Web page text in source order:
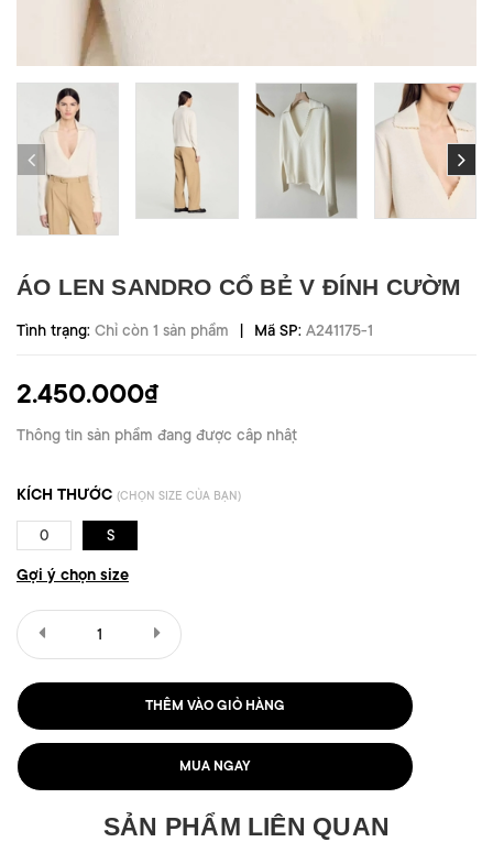
ÁO LEN SANDRO CỔ BẺ V ĐÍNH CƯỜM
Tình trạng: Chỉ còn 1 sản phẩm | Mã SP: A241175-1
2.450.000₫
Thông tin sản phẩm đang được cập nhật
KÍCH THƯỚC (CHỌN SIZE CỦA BẠN)
0 S
Gợi ý chọn size
THÊM VÀO GIỎ HÀNG
MUA NGAY
SẢN PHẨM LIÊN QUAN